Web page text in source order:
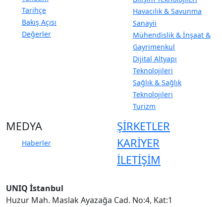
Tarihçe
Bakış Açısı
Değerler
Havacılık & Savunma
Sanayii
Mühendislik & İnşaat &
Gayrimenkul
Dijital Altyapı
Teknolojileri
Sağlık & Sağlık
Teknolojileri
Turizm
MEDYA
Haberler
ŞİRKETLER
KARİYER
İLETİŞİM
UNIQ İstanbul
Huzur Mah. Maslak Ayazağa Cad. No:4, Kat:1